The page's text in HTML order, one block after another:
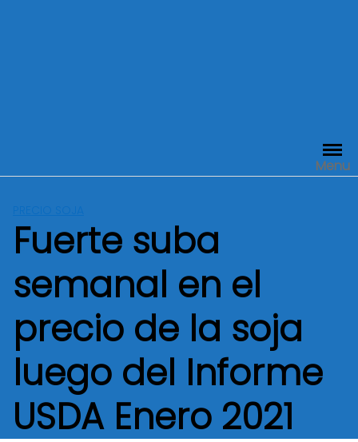
Menu
Fuerte suba
semanal en el
precio de la soja
luego del Informe
USDA Enero 2021